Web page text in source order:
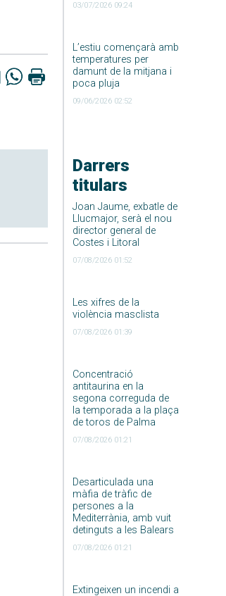
03/07/2026 09:24
L’estiu començarà amb
temperatures per
damunt de la mitjana i
poca pluja
09/06/2026 02:52
Darrers
titulars
Joan Jaume, exbatle de
Llucmajor, serà el nou
director general de
Costes i Litoral
07/08/2026 01:52
Les xifres de la
violència masclista
07/08/2026 01:39
Concentració
antitaurina en la
segona correguda de
la temporada a la plaça
de toros de Palma
07/08/2026 01:21
Desarticulada una
màfia de tràfic de
persones a la
Mediterrània, amb vuit
detinguts a les Balears
07/08/2026 01:21
Extingeixen un incendi a